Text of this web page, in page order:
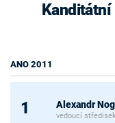
ANO 2011
1 Alexandr
vedoucí